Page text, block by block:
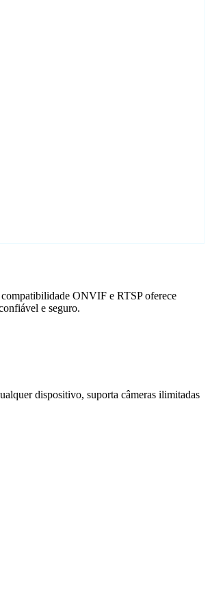
ONVIF e RTSP oferece
e seguro.
dispositivo, suporta câmeras ilimitadas